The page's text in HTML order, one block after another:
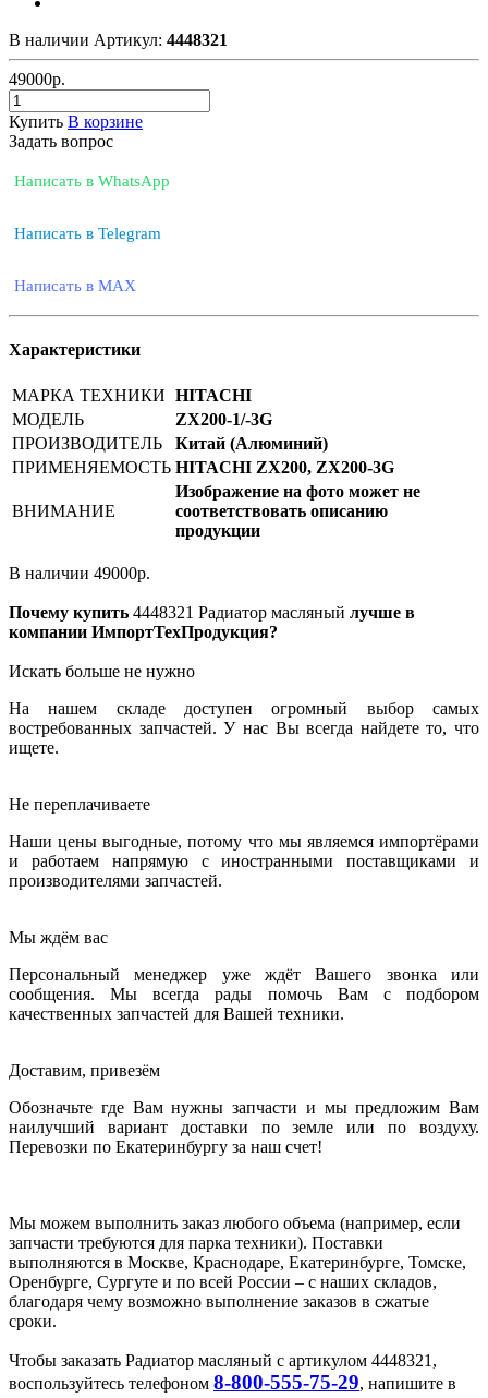
В наличии Артикул: 4448321
49000р.
Купить В корзине
Задать вопрос
Написать в WhatsApp
Написать в Telegram
Написать в MAX
Характеристики
МАРКА ТЕХНИКИ HITACHI
МОДЕЛЬ
ZX200-1/-3G
ПРОИЗВОДИТЕЛЬ
Китай (Алюминий)
ПРИМЕНЯЕМОСТЬ HITACHI ZX200, ZX200-3G
ВНИМАНИЕ
Изображение на фото может не
соответствовать описанию
продукции
В наличии 49000р.
Почему купить 4448321 Радиатор масляный лучше в
компании ИмпортТехПродукция?
Искать больше не нужно
На нашем складе доступен огромный выбор самых
востребованных запчастей. У нас Вы всегда найдете то, что
ищете.
Не переплачиваете
Наши цены выгодные, потому что мы являемся импортёрами
и работаем напрямую с иностранными поставщиками и
производителями запчастей.
Мы ждём вас
Персональный менеджер уже ждёт Вашего звонка или
сообщения. Мы всегда рады помочь Вам с подбором
качественных запчастей для Вашей техники.
Доставим, привезём
Обозначьте где Вам нужны запчасти и мы предложим Вам
наилучший вариант доставки по земле или по воздуху.
Перевозки по Екатеринбургу за наш счет!
Мы можем выполнить заказ любого объема (например, если
запчасти требуются для парка техники). Поставки
выполняются в Москве, Краснодаре, Екатеринбурге, Томске,
Оренбурге, Сургуте и по всей России – с наших складов,
благодаря чему возможно выполнение заказов в сжатые
сроки.
Чтобы заказать Радиатор масляный с артикулом 4448321,
воспользуйтесь телефоном 8-800-555-75-29, напишите в